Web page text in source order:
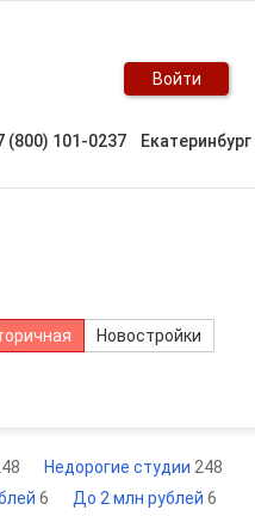
Войти
(800) 101-0237 Екатеринбург
Новостройки
Недорогие студии 248
6 До 2 млн рублей 6